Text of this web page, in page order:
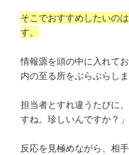
そこでおすすめしたいの
す。
情報源を頭の中に入れて
内の至る所をぶらぶらしま
担当者とすれ違うたびに
すね。珍しいんですか？
反応を見極めながら、相